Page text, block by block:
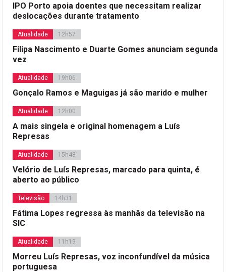
IPO Porto apoia doentes que necessitam realizar
deslocações durante tratamento
Atualidade 12h57
Filipa Nascimento e Duarte Gomes anunciam segunda
vez
Atualidade 19h06
Gonçalo Ramos e Maguigas já são marido e mulher
Atualidade 12h00
A mais singela e original homenagem a Luís
Represas
Atualidade 15h48
Velório de Luís Represas, marcado para quinta, é
aberto ao público
Televisão 14h31
Fátima Lopes regressa às manhãs da televisão na
SIC
Atualidade 11h19
Morreu Luís Represas, voz inconfundível da música
portuguesa